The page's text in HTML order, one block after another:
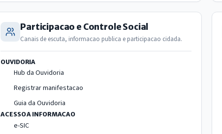
Participacao e Controle Social
Canais de escuta, informacao publica e participacao cidada.
OUVIDORIA
Hub da Ouvidoria
Registrar manifestacao
Guia da Ouvidoria
ACESSO A INFORMACAO
e-SIC